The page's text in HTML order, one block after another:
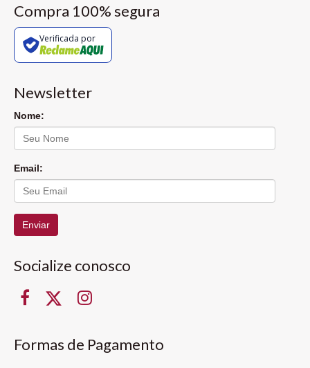
Compra 100% segura
Verificada por
Newsletter
Nome:
Email:
Enviar
Socialize conosco
Formas de Pagamento